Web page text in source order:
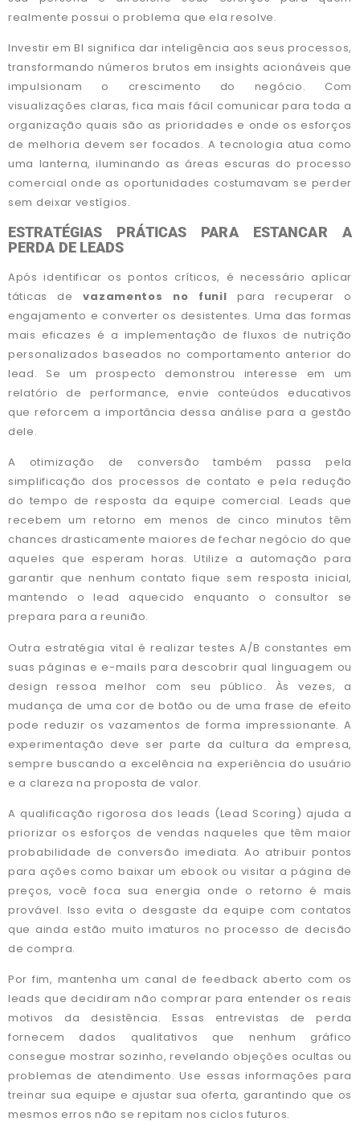
realmente possui o problema que ela resolve.
Investir em BI significa dar inteligência aos seus processos,
transformando números brutos em insights acionáveis que
impulsionam o crescimento do negócio. Com
visualizações claras, fica mais fácil comunicar para toda a
organização quais são as prioridades e onde os esforços
de melhoria devem ser focados. A tecnologia atua como
uma lanterna, iluminando as áreas escuras do processo
comercial onde as oportunidades costumavam se perder
sem deixar vestígios.
ESTRATÉGIAS PRÁTICAS PARA ESTANCAR A
PERDA DE LEADS
Após identificar os pontos críticos, é necessário aplicar
táticas devazamentos no funil para recuperar o
engajamento e converter os desistentes. Uma das formas
mais eficazes é a implementação de fluxos de nutrição
personalizados baseados no comportamento anterior do
lead. Se um prospecto demonstrou interesse em um
relatório de performance, envie conteúdos educativos
que reforcem a importância dessa análise para a gestão
dele.
A otimização de conversão também passa pela
simplificação dos processos de contato e pela redução
do tempo de resposta da equipe comercial. Leads que
recebem um retorno em menos de cinco minutos têm
chances drasticamente maiores de fechar negócio do que
aqueles que esperam horas. Utilize a automação para
garantir que nenhum contato fique sem resposta inicial,
mantendo o lead aquecido enquanto o consultor se
prepara para a reunião.
Outra estratégia vital é realizar testes A/B constantes em
suas páginas e e-mails para descobrir qual linguagem ou
design ressoa melhor com seu público. Às vezes, a
mudança de uma cor de botão ou de uma frase de efeito
pode reduzir os vazamentos de forma impressionante. A
experimentação deve ser parte da cultura da empresa,
sempre buscando a excelência na experiência do usuário
e a clareza na proposta de valor.
A qualificação rigorosa dos leads (Lead Scoring) ajuda a
priorizar os esforços de vendas naqueles que têm maior
probabilidade de conversão imediata. Ao atribuir pontos
para ações como baixar um ebook ou visitar a página de
preços, você foca sua energia onde o retorno é mais
provável. Isso evita o desgaste da equipe com contatos
que ainda estão muito imaturos no processo de decisão
de compra.
Por fim, mantenha um canal de feedback aberto com os
leads que decidiram não comprar para entender os reais
motivos da desistência. Essas entrevistas de perda
fornecem dados qualitativos que nenhum gráfico
consegue mostrar sozinho, revelando objeções ocultas ou
problemas de atendimento. Use essas informações para
treinar sua equipe e ajustar sua oferta, garantindo que os
mesmos erros não se repitam nos ciclos futuros.